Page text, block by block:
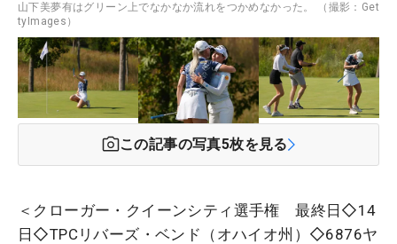
山下美夢有はグリーン上でなかなか流れをつかめなかった。 （撮影：Get
tyImages）
この記事の写真5枚を見る
＜クローガー・クイーンシティ選手権 最終日◇14
日◇TPCリバーズ・ベンド（オハイオ州）◇6876ヤ